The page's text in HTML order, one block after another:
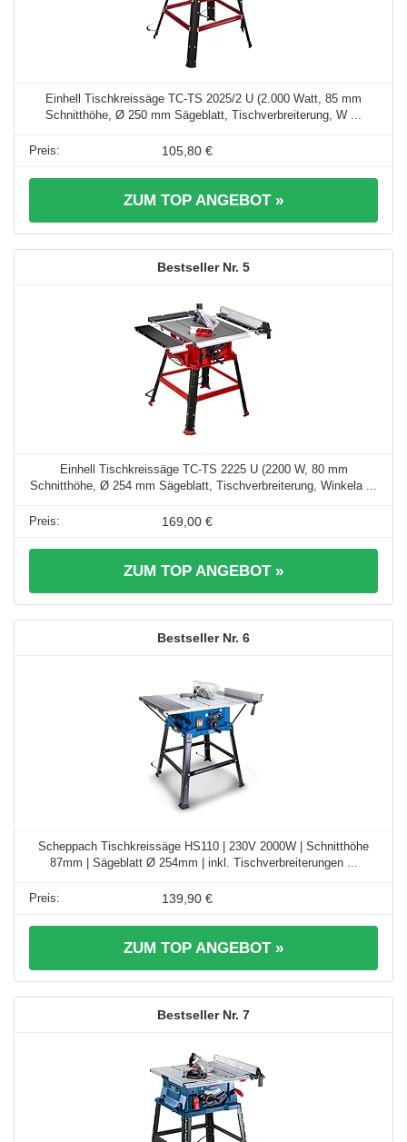
Einhell Tischkreissäge TC-TS 2025/2 U (2.000 Watt, 85 mm
Schnitthöhe, Ø 250 mm Sägeblatt, Tischverbreiterung, W ...
105,80 €
ZUM TOP ANGEBOT »
5
Einhell Tischkreissäge TC-TS 2225 U (2200 W, 80 mm
Schnitthöhe, Ø 254 mm Sägeblatt, Tischverbreiterung, Winkela ...
169,00 €
ZUM TOP ANGEBOT »
6
Scheppach Tischkreissäge HS110 | 230V 2000W | Schnitthöhe
87mm | Sägeblatt Ø 254mm | inkl. Tischverbreiterungen ...
139,90 €
ZUM TOP ANGEBOT »
7